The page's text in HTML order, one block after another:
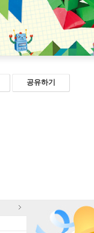
공유하기